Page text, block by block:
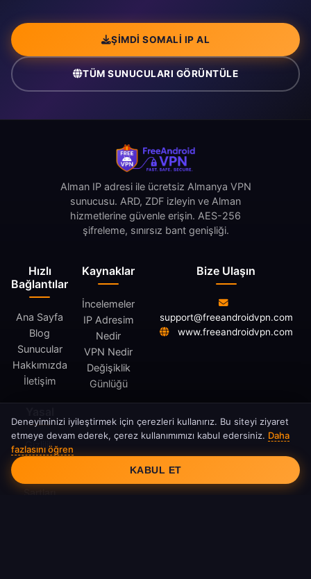
ŞIMDI SOMALI IP AL
TÜM SUNUCULARI GÖRÜNTÜLE
Hızlı
Bağlantılar
Ana Sayfa
Blog
Sunucular
Hakkımızda
İletişim
Kaynaklar
İncelemeler
IP Adresim
Nedir
VPN Nedir
Değişiklik
Günlüğü
Gizlilik
Politikası
Şartları
Alman IP adresi ile ücretsiz Almanya VPN
sunucusu. ARD, ZDF izleyin ve Alman
hizmetlerine güvenle erişin. AES-256
şifreleme, sınırsız bant genişliği.
Bize Ulaşın
support@freeandroidvpn.com
www.freeandroidvpn.com
Çerez Onayı
Deneyiminizi iyileştirmek için çerezleri kullanırız. Bu siteyi ziyaret
etmeye devam ederek, çerez kullanımımızı kabul edersiniz. Daha
fazlasını öğren
KABUL ET